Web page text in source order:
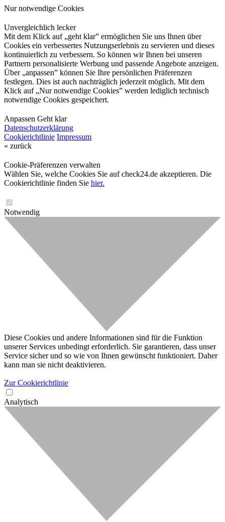
Nur notwendige Cookies
Unvergleichlich lecker
Mit dem Klick auf „geht klar” ermöglichen Sie uns Ihnen über
Cookies ein verbessertes Nutzungserlebnis zu servieren und dieses
kontinuierlich zu verbessern. So können wir Ihnen bei unseren
Partnern personalisierte Werbung und passende Angebote anzeigen.
Über „anpassen” können Sie Ihre persönlichen Präferenzen
festlegen. Dies ist auch nachträglich jederzeit möglich. Mit dem
Klick auf „Nur notwendige Cookies” werden lediglich technisch
notwendige Cookies gespeichert.
Anpassen Geht klar
Datenschutzerklärung
Cookierichtlinie Impressum
« zurück
Cookie-Präferenzen verwalten
Wählen Sie, welche Cookies Sie auf check24.de akzeptieren. Die
Cookierichtlinie finden Sie hier.
Notwendig
Diese Cookies und andere Informationen sind für die Funktion
unserer Services unbedingt erforderlich. Sie garantieren, dass unser
Service sicher und so wie von Ihnen gewünscht funktioniert. Daher
kann man sie nicht deaktivieren.
Zur Cookierichtlinie
Analytisch